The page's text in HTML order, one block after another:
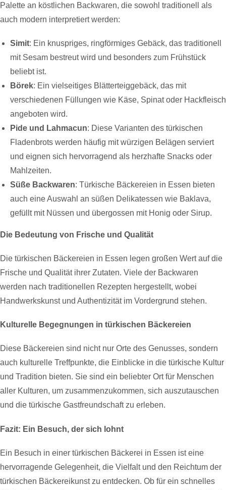
Palette an köstlichen Backwaren, die sowohl traditionell als
auch modern interpretiert werden:
Simit: Ein knuspriges, ringförmiges Gebäck, das traditionell
mit Sesam bestreut wird und besonders zum Frühstück
beliebt ist.
Börek: Ein vielseitiges Blätterteiggebäck, das mit
verschiedenen Füllungen wie Käse, Spinat oder Hackfleisch
angeboten wird.
Pide und Lahmacun: Diese Varianten des türkischen
Fladenbrots werden häufig mit würzigen Belägen serviert
und eignen sich hervorragend als herzhafte Snacks oder
Mahlzeiten.
Süße Backwaren: Türkische Bäckereien in Essen bieten
auch eine Auswahl an süßen Delikatessen wie Baklava,
gefüllt mit Nüssen und übergossen mit Honig oder Sirup.
Die Bedeutung von Frische und Qualität
Die türkischen Bäckereien in Essen legen großen Wert auf die
Frische und Qualität ihrer Zutaten. Viele der Backwaren
werden nach traditionellen Rezepten hergestellt, wobei
Handwerkskunst und Authentizität im Vordergrund stehen.
Kulturelle Begegnungen in türkischen Bäckereien
Diese Bäckereien sind nicht nur Orte des Genusses, sondern
auch kulturelle Treffpunkte, die Einblicke in die türkische Kultur
und Tradition bieten. Sie sind ein beliebter Ort für Menschen
aller Kulturen, um zusammenzukommen, sich auszutauschen
und die türkische Gastfreundschaft zu erleben.
Fazit: Ein Besuch, der sich lohnt
Ein Besuch in einer türkischen Bäckerei in Essen ist eine
hervorragende Gelegenheit, die Vielfalt und den Reichtum der
türkischen Bäckereikunst zu entdecken. Ob für ein schnelles